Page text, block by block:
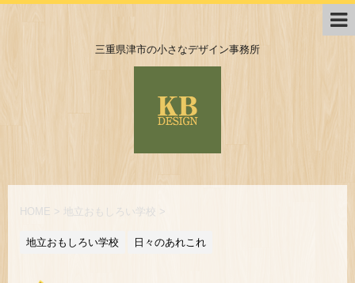
三重県津市の小さなデザイン事務所
HOME > 地立おもしろい学校 >
地立おもしろい学校 日々のあれこれ